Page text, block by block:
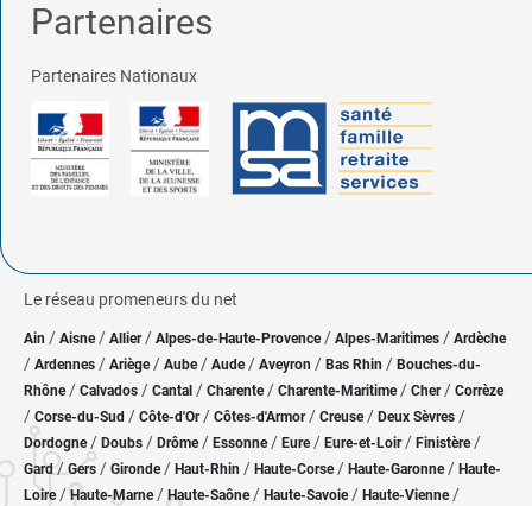
Partenaires
Partenaires Nationaux
Le réseau promeneurs du net
Ain / Aisne/ Allier/ Alpes-de-Haute-Provence / Alpes-Maritimes / Ardèche
/ Ardennes / Ariège/ Aube/ Aude / Aveyron / Bas Rhin / Bouches-du-
Rhône/ Calvados / Cantal / Charente / Charente-Maritime/ Cher / Corrèze
/ Corse-du-Sud / Côte-d'Or / Côtes-d'Armor/ Creuse/ Deux Sèvres /
Dordogne/ Doubs / Drôme/ Essonne / Eure/ Eure-et-Loir / Finistère/
Gard/Gers / Gironde/ Haut-Rhin / Haute-Corse/ Haute-Garonne/ Haute-
Loire/Haute-Marne/ Haute-Saône/ Haute-Savoie/ Haute-Vienne/